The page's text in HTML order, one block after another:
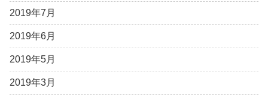
2019年7月
2019年6月
2019年5月
2019年3月